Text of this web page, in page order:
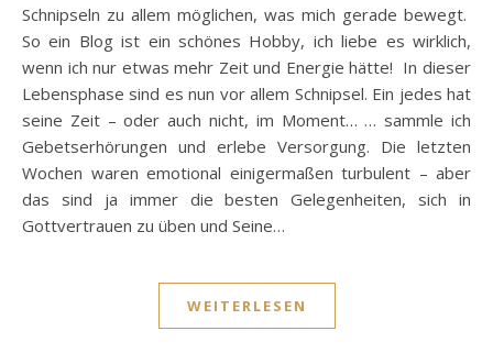
Schnipseln zu allem möglichen, was mich gerade bewegt.
So ein Blog ist ein schönes Hobby, ich liebe es wirklich,
wenn ich nur etwas mehr Zeit und Energie hätte! In dieser
Lebensphase sind es nun vor allem Schnipsel. Ein jedes hat
seine Zeit – oder auch nicht, im Moment… … sammle ich
Gebetserhörungen und erlebe Versorgung. Die letzten
Wochen waren emotional einigermaßen turbulent – aber
das sind ja immer die besten Gelegenheiten, sich in
Gottvertrauen zu üben und Seine…
WEITERLESEN